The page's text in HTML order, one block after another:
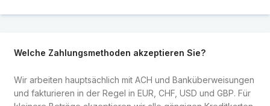
Welche Zahlungsmethoden akzeptieren Sie?
Wir arbeiten hauptsächlich mit ACH und Banküberweisungen
und fakturieren in der Regel in EUR, CHF, USD und GBP. Für